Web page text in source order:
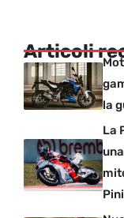
Articoli
la
La